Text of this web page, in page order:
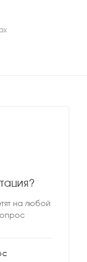
на любой